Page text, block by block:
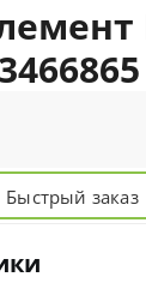
Быстрый заказ